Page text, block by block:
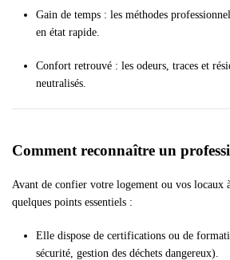
Gain de temps : les méthodes
en état rapide.
Confort retrouvé : les odeurs, traces et
neutralisés.
Comment reconnaître un
Avant de confier votre logement ou vos locaux
quelques points essentiels :
Elle dispose de certifications ou de
sécurité, gestion des déchets dangereux).